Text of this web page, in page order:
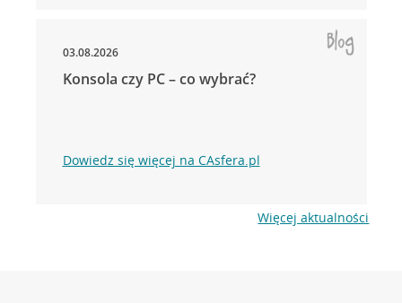
03.08.2026
Konsola czy PC – co wybrać?
Dowiedz się więcej na CAsfera.pl
Więcej aktualności